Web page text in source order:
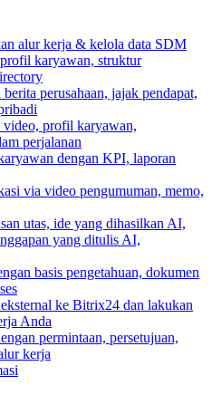
alur kerja & kelola data SDM
karyawan, struktur
perusahaan, jajak pendapat,
profil karyawan,
perjalanan
dengan KPI, laporan
via video pengumuman, memo,
utas, ide yang dihasilkan AI,
yang ditulis AI,
basis pengetahuan, dokumen
ke Bitrix24 dan lakukan
Anda
permintaan, persetujuan,
kerja